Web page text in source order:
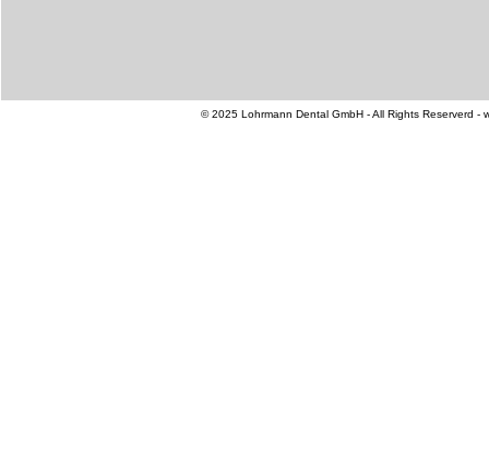
© 2025 Lohrmann Dental GmbH - All Rights Reserverd -